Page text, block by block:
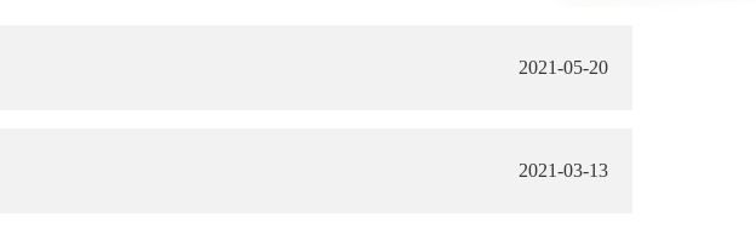
2021-05-20
2021-03-13